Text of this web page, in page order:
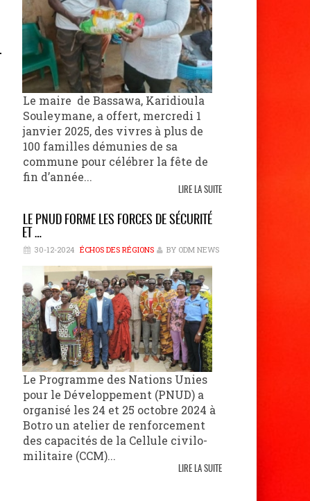
Le maire de Bassawa, Karidioula
Souleymane, a offert, mercredi 1
janvier 2025, des vivres à plus de
100 familles démunies de sa
commune pour célébrer la fête de
fin d’année...
LIRE LA SUITE
LE PNUD FORME LES FORCES DE SÉCURITÉ
ET …
30-12-2024 ÉCHOS DES RÉGIONS BY ODM NEWS
Le Programme des Nations Unies
pour le Développement (PNUD) a
organisé les 24 et 25 octobre 2024 à
Botro un atelier de renforcement
des capacités de la Cellule civilo-
militaire (CCM)...
LIRE LA SUITE